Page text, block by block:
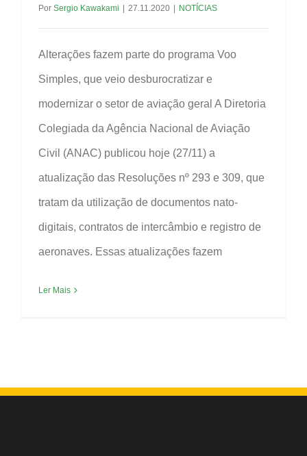
Por Sergio Kawakami 27.11.2020 NOTÍCIAS
Alterações fazem parte do programa Voo
Simples, que veio desburocratizar e
modernizar o setor de aviação geral A Diretoria
Colegiada da Agência Nacional de Aviação
Civil (ANAC) publicou hoje (27/11) a
atualização das Resoluções nº 293 e 309, que
tratam da utilização de documentos nato-
digitais, contratos de intercâmbio e registro de
aeronaves. Essas atualizações fazem
Ler Mais